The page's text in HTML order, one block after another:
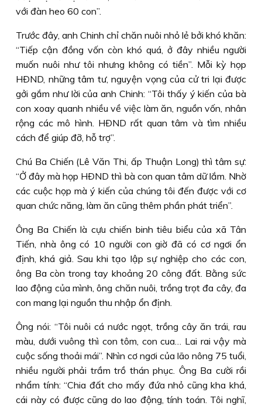
với đàn heo 60 con”.
Trước đây, anh Chinh chỉ chăn nuôi nhỏ lẻ bởi khó khăn:
“Tiếp cận đồng vốn còn khó quá, ở đây nhiều người
muốn nuôi như tôi nhưng không có tiền”. Mỗi kỳ họp
HÐND, những tâm tư, nguyện vọng của cử tri lại được
gởi gắm như lời của anh Chinh: “Tôi thấy ý kiến của bà
con xoay quanh nhiều về việc làm ăn, nguồn vốn, nhân
rộng các mô hình. HÐND rất quan tâm và tìm nhiều
cách để giúp đỡ, hỗ trợ”.
Chú Ba Chiến (Lê Văn Thi, ấp Thuận Long) thì tâm sự:
“Ở đây mà họp HÐND thì bà con quan tâm dữ lắm. Nhờ
các cuộc họp mà ý kiến của chúng tôi đến được với cơ
quan chức năng, làm ăn cũng thêm phần phát triển”.
Ông Ba Chiến là cựu chiến binh tiêu biểu của xã Tân
Tiến, nhà ông có 10 người con giờ đã có cơ ngơi ổn
định, khá giả. Sau khi tạo lập sự nghiệp cho các con,
ông Ba còn trong tay khoảng 20 công đất. Bằng sức
lao động của mình, ông chăn nuôi, trồng trọt đa cây, đa
con mang lại nguồn thu nhập ổn định.
Ông nói: “Tôi nuôi cá nước ngọt, trồng cây ăn trái, rau
màu, dưới vuông thì con tôm, con cua… Lai rai vậy mà
cuộc sống thoải mái”. Nhìn cơ ngơi của lão nông 75 tuổi,
nhiều người phải trầm trồ thán phục. Ông Ba cười rồi
nhẩm tính: “Chia đất cho mấy đứa nhỏ cũng kha khá,
cái này có được cũng do lao động, tính toán. Tôi nghĩ,